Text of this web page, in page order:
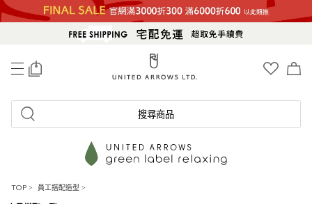
搜尋商品
TOP > 員工搭配造型 >